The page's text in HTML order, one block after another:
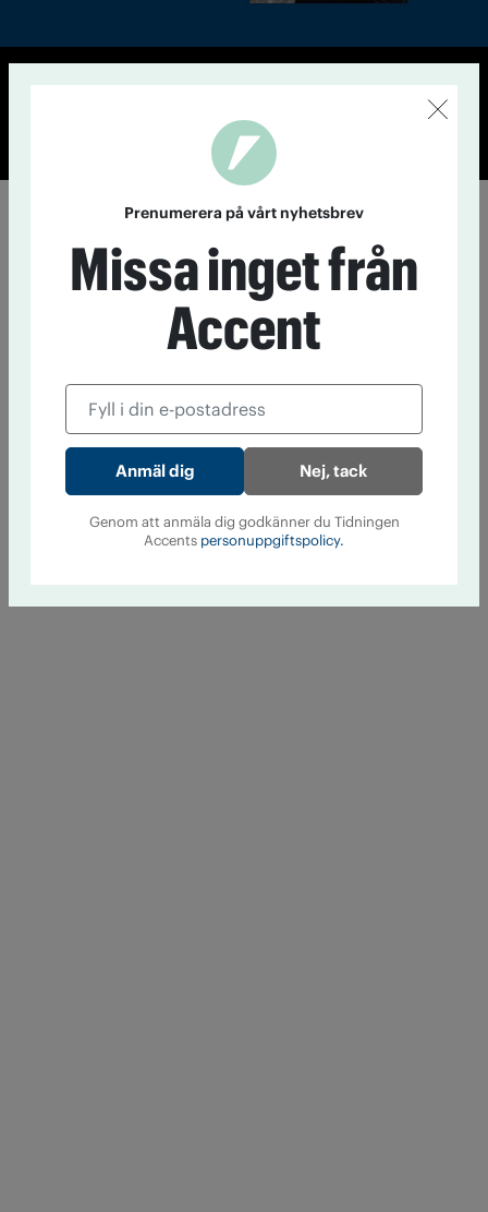
Personuppgiftspolicy
Prenumerera på vårt nyhetsbrev
Missa inget från
Accent
Nej, tack
Genom att anmäla dig godkänner du Tidningen
Accents personuppgiftspolicy.